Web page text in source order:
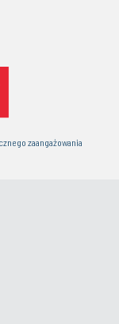
zaangażowania